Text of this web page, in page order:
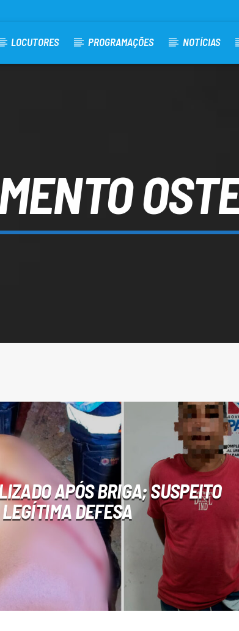
LOCUTORES PROGRAMAÇÕES NOTÍCIAS
APÓS BRIGA; SUSPEITO
DEFESA